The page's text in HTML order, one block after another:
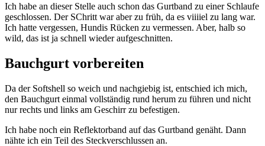
Ich habe an dieser Stelle auch schon das Gurtband zu einer Schlaufe
geschlossen. Der SChritt war aber zu früh, da es viiiiel zu lang war.
Ich hatte vergessen, Hundis Rücken zu vermessen. Aber, halb so
wild, das ist ja schnell wieder aufgeschnitten.
Bauchgurt vorbereiten
Da der Softshell so weich und nachgiebig ist, entschied ich mich,
den Bauchgurt einmal vollständig rund herum zu führen und nicht
nur rechts und links am Geschirr zu befestigen.
Ich habe noch ein Reflektorband auf das Gurtband genäht. Dann
nähte ich ein Teil des Steckverschlussen an.